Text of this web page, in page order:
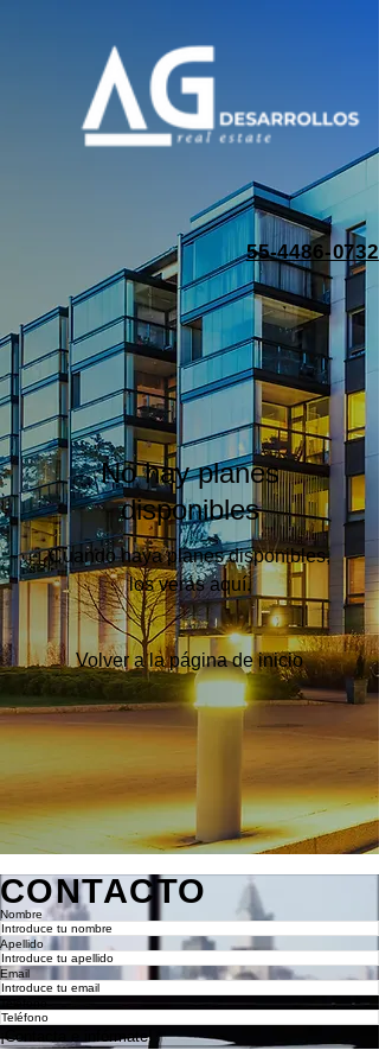
55-4486-0732
No hay planes
disponibles
Cuando haya planes disponibles,
los verás aquí.
Volver a la página de inicio
CONTACTO
Nombre
Apellido
Email
¡Contacta e infórmate!